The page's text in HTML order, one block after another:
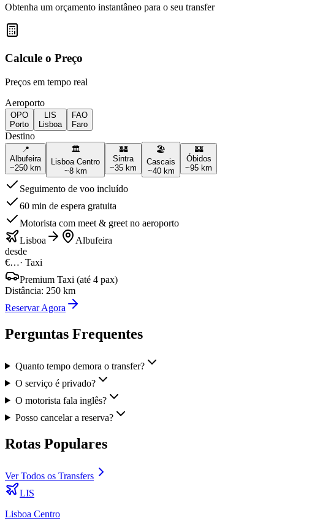
Obtenha um orçamento instantâneo para o seu transfer
Calcule o Preço
Preços em tempo real
Aeroporto
OPO
Porto
LIS
Lisboa
FAO
Faro
Destino
📍
Albufeira
~250 km
🏛️
Lisboa Centro
~8km
🏰
Sintra
~35 km
🏖️
Cascais
~40km
🏰
Óbidos
~95 km
Seguimento de voo incluído
60 min de espera gratuita
Motorista com meet & greet no aeroporto
Lisboa
Albufeira
desde
€…· Taxi
Premium Taxi (até 4 pax)
Distância: 250 km
Reservar Agora
Perguntas Frequentes
Quanto tempo demora o transfer?
O serviço é privado?
O motorista fala inglês?
Posso cancelar a reserva?
Rotas Populares
Ver Todos os Transfers
LIS
Lisboa Centro